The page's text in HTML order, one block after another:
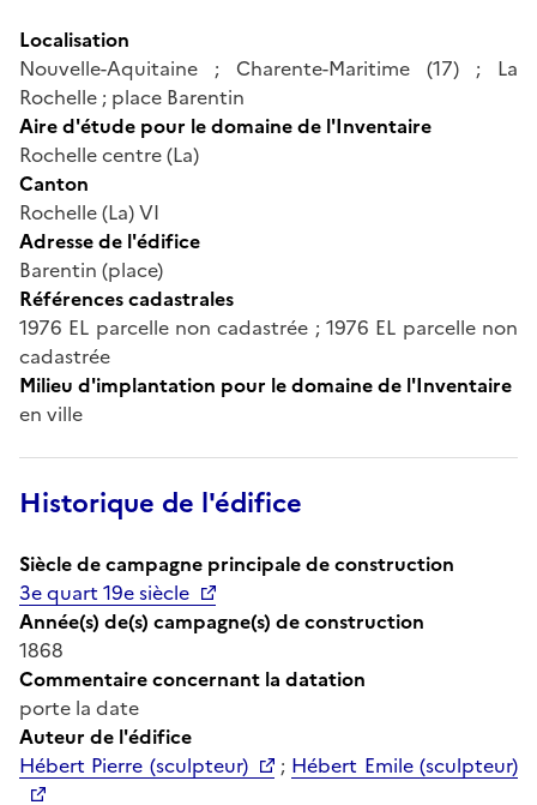
Localisation
Nouvelle-Aquitaine ; Charente-Maritime (17) ; La
Rochelle ; place Barentin
Aire d'étude pour le domaine de l'Inventaire
Rochelle centre (La)
Canton
Rochelle (La) VI
Adresse de l'édifice
Barentin (place)
Références cadastrales
1976 EL parcelle non cadastrée ; 1976 EL parcelle non
cadastrée
Milieu d'implantation pour le domaine de l'Inventaire
en ville
Historique de l'édifice
Siècle de campagne principale de construction
3e quart 19e siècle
Année(s) de(s) campagne(s) de construction
1868
Commentaire concernant la datation
porte la date
Auteur de l'édifice
Hébert Pierre (sculpteur)
; Hébert Emile (sculpteur)